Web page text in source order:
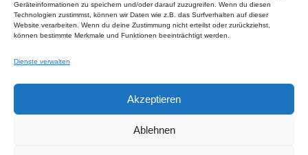
Geräteinformationen zu speichern und/oder darauf zuzugreifen. Wenn du diesen
Technologien zustimmst, können wir Daten wie z.B. das Surfverhalten auf dieser
Website verarbeiten. Wenn du deine Zustimmung nicht erteilst oder zurückziehst,
können bestimmte Merkmale und Funktionen beeinträchtigt werden.
Dienste verwalten
Akzeptieren
Ablehnen